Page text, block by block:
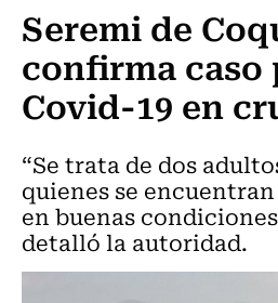
Seremi de
confirma caso
Covid-19 en
“Se trata de dos
quienes se
en buenas
detalló la autoridad.